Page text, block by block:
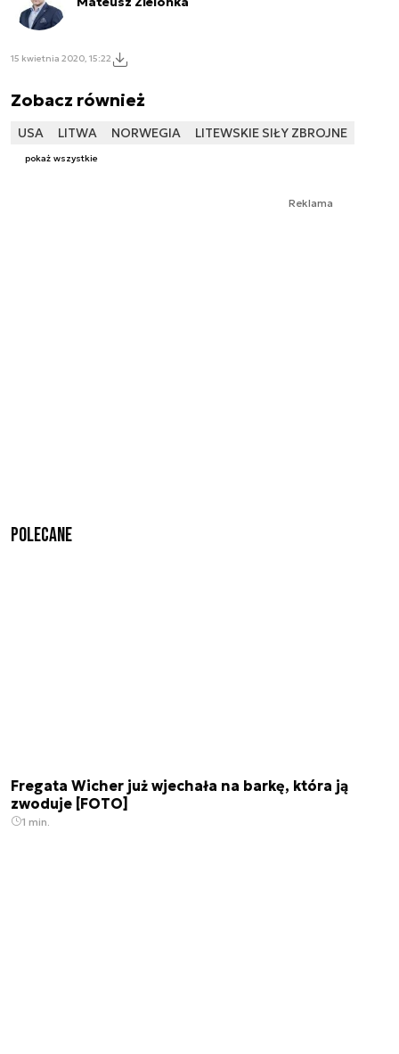
15 kwietnia 2020, 15:22
Zobacz również
USA LITWA NORWEGIA LITEWSKIE SIŁY ZBROJNE
pokaż wszystkie
Reklama
Polecane
Fregata Wicher już wjechała na barkę, która ją
zwoduje [FOTO]
1 min.